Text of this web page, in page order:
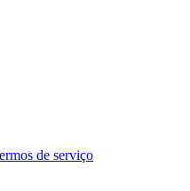
de serviço